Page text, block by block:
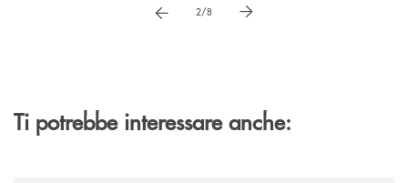
vai a immagne precedente
2/8 vai a immagine successiva
Ti potrebbe interessare anche: